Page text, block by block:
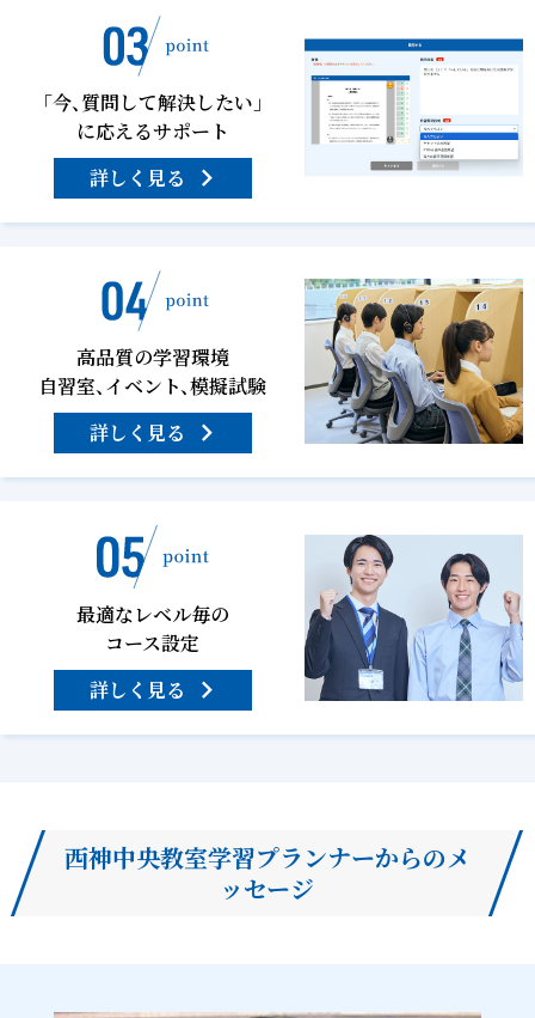
「今、質問して解決したい」
に応えるサポート
詳しく見る
高品質の学習環境
自習室、イベント、模擬試験
詳しく見る
最適なレベル毎の
コース設定
詳しく見る
西神中央教室学習プランナーからのメ
ッセージ